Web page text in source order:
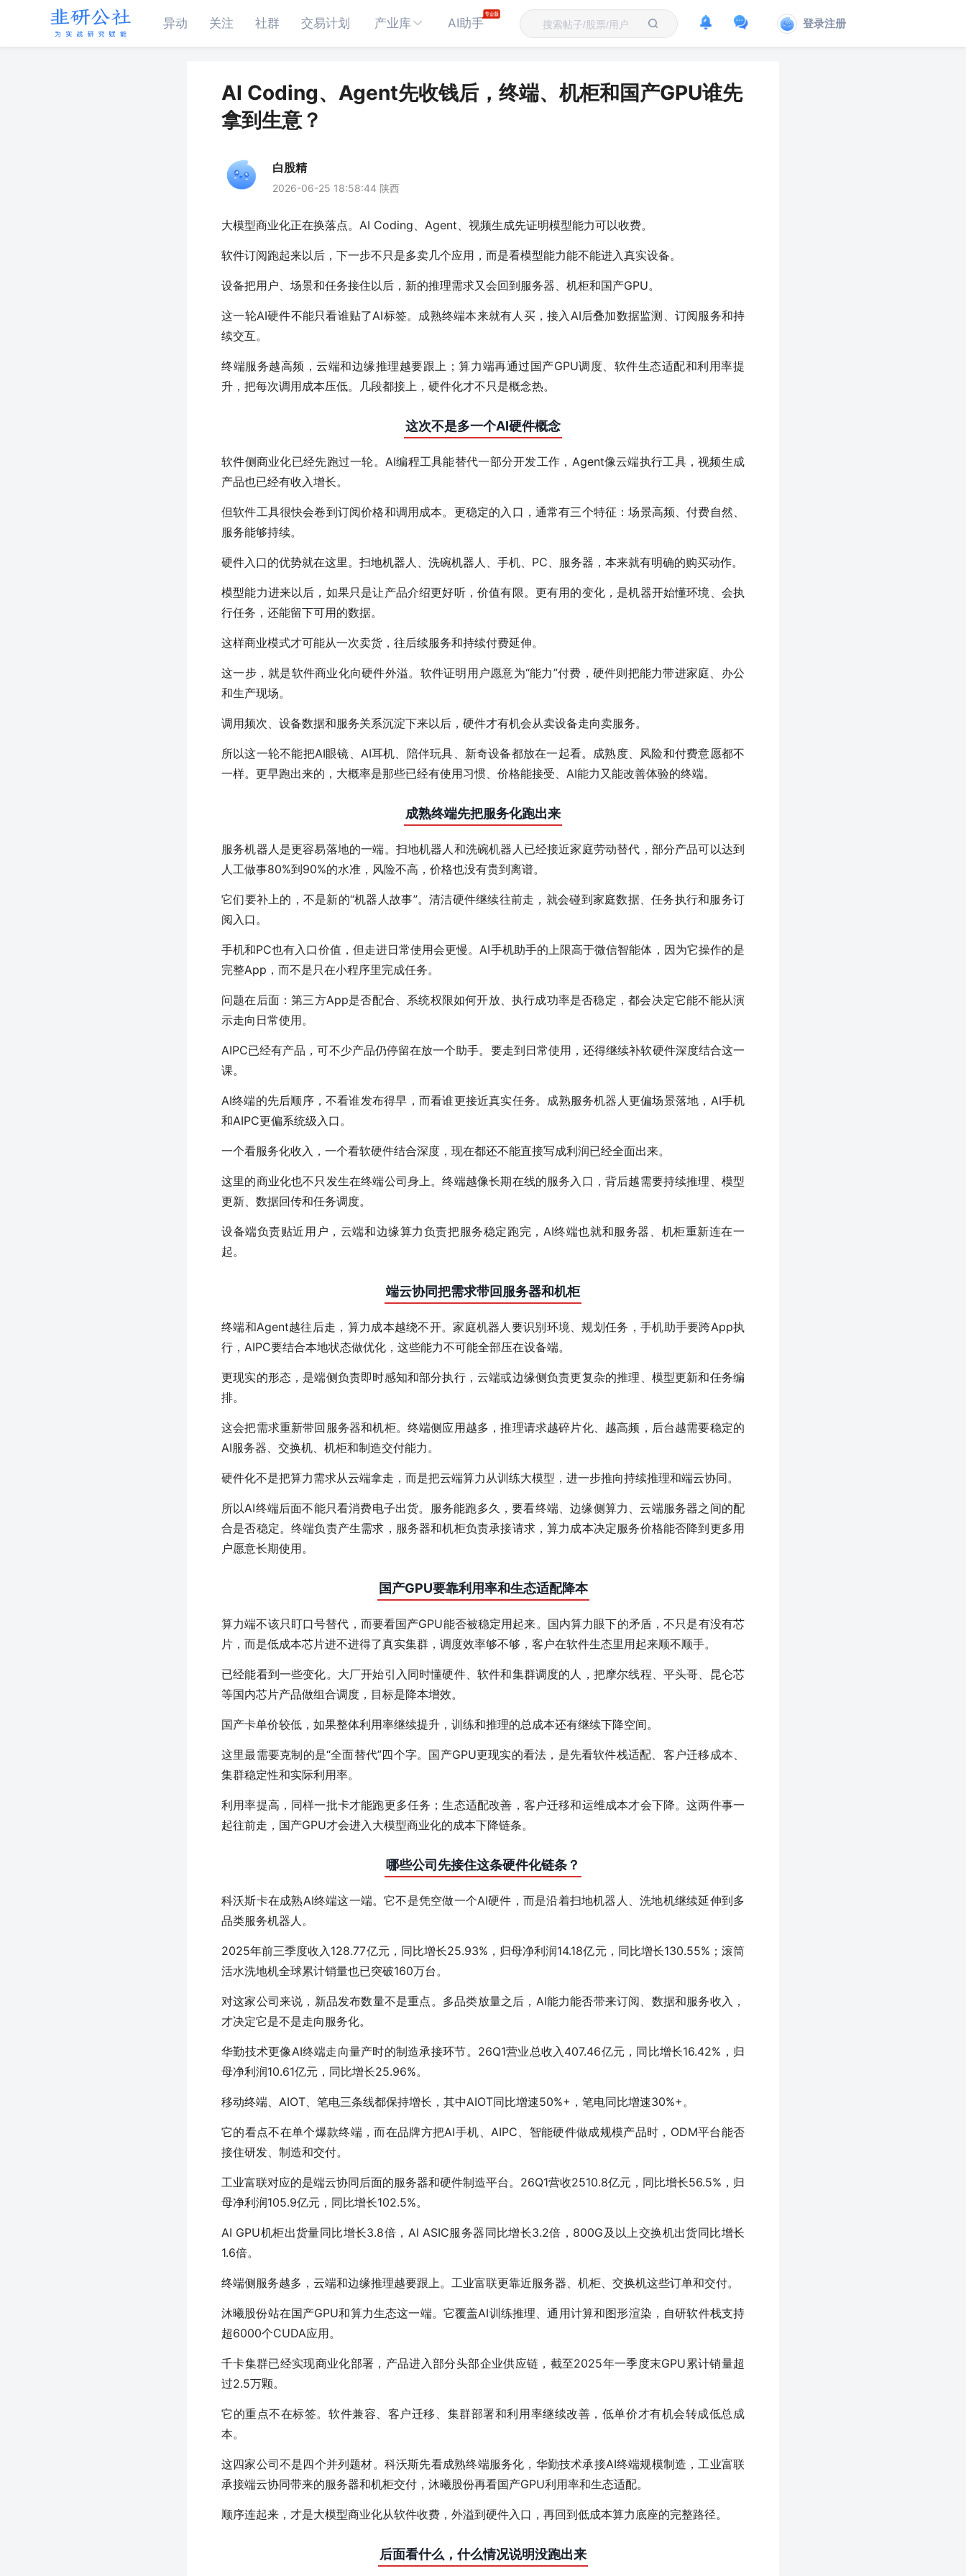
异动 关注 社群 交易计划 产业库 AI助手 登录注册
AI Coding、Agent先收钱后，终端、机柜和国产GPU谁先
拿到生意？
白股精
2026-06-25 18:58:44 陕西
大模型商业化正在换落点。AI Coding、Agent、视频生成先证明模型能力可以收费。
软件订阅跑起来以后，下一步不只是多卖几个应用，而是看模型能力能不能进入真实设备。
设备把用户、场景和任务接住以后，新的推理需求又会回到服务器、机柜和国产GPU。
这一轮AI硬件不能只看谁贴了AI标签。成熟终端本来就有人买，接入AI后叠加数据监测、订阅服务和持
续交互。
终端服务越高频，云端和边缘推理越要跟上；算力端再通过国产GPU调度、软件生态适配和利用率提
升，把每次调用成本压低。几段都接上，硬件化才不只是概念热。
这次不是多一个AI硬件概念
软件侧商业化已经先跑过一轮。AI编程工具能替代一部分开发工作，Agent像云端执行工具，视频生成
产品也已经有收入增长。
但软件工具很快会卷到订阅价格和调用成本。更稳定的入口，通常有三个特征：场景高频、付费自然、
服务能够持续。
硬件入口的优势就在这里。扫地机器人、洗碗机器人、手机、PC、服务器，本来就有明确的购买动作。
模型能力进来以后，如果只是让产品介绍更好听，价值有限。更有用的变化，是机器开始懂环境、会执
行任务，还能留下可用的数据。
这样商业模式才可能从一次卖货，往后续服务和持续付费延伸。
这一步，就是软件商业化向硬件外溢。软件证明用户愿意为“能力”付费，硬件则把能力带进家庭、办公
和生产现场。
调用频次、设备数据和服务关系沉淀下来以后，硬件才有机会从卖设备走向卖服务。
所以这一轮不能把AI眼镜、AI耳机、陪伴玩具、新奇设备都放在一起看。成熟度、风险和付费意愿都不
一样。更早跑出来的，大概率是那些已经有使用习惯、价格能接受、AI能力又能改善体验的终端。
成熟终端先把服务化跑出来
服务机器人是更容易落地的一端。扫地机器人和洗碗机器人已经接近家庭劳动替代，部分产品可以达到
人工做事80%到90%的水准，风险不高，价格也没有贵到离谱。
它们要补上的，不是新的“机器人故事”。清洁硬件继续往前走，就会碰到家庭数据、任务执行和服务订
阅入口。
手机和PC也有入口价值，但走进日常使用会更慢。AI手机助手的上限高于微信智能体，因为它操作的是
完整App，而不是只在小程序里完成任务。
问题在后面：第三方App是否配合、系统权限如何开放、执行成功率是否稳定，都会决定它能不能从演
示走向日常使用。
AIPC已经有产品，可不少产品仍停留在放一个助手。要走到日常使用，还得继续补软硬件深度结合这一
课。
AI终端的先后顺序，不看谁发布得早，而看谁更接近真实任务。成熟服务机器人更偏场景落地，AI手机
和AIPC更偏系统级入口。
一个看服务化收入，一个看软硬件结合深度，现在都还不能直接写成利润已经全面出来。
这里的商业化也不只发生在终端公司身上。终端越像长期在线的服务入口，背后越需要持续推理、模型
更新、数据回传和任务调度。
设备端负责贴近用户，云端和边缘算力负责把服务稳定跑完，AI终端也就和服务器、机柜重新连在一
起。
端云协同把需求带回服务器和机柜
终端和Agent越往后走，算力成本越绕不开。家庭机器人要识别环境、规划任务，手机助手要跨App执
行，AIPC要结合本地状态做优化，这些能力不可能全部压在设备端。
更现实的形态，是端侧负责即时感知和部分执行，云端或边缘侧负责更复杂的推理、模型更新和任务编
排。
这会把需求重新带回服务器和机柜。终端侧应用越多，推理请求越碎片化、越高频，后台越需要稳定的
AI服务器、交换机、机柜和制造交付能力。
硬件化不是把算力需求从云端拿走，而是把云端算力从训练大模型，进一步推向持续推理和端云协同。
所以AI终端后面不能只看消费电子出货。服务能跑多久，要看终端、边缘侧算力、云端服务器之间的配
合是否稳定。终端负责产生需求，服务器和机柜负责承接请求，算力成本决定服务价格能否降到更多用
户愿意长期使用。
国产GPU要靠利用率和生态适配降本
算力端不该只盯口号替代，而要看国产GPU能否被稳定用起来。国内算力眼下的矛盾，不只是有没有芯
片，而是低成本芯片进不进得了真实集群，调度效率够不够，客户在软件生态里用起来顺不顺手。
已经能看到一些变化。大厂开始引入同时懂硬件、软件和集群调度的人，把摩尔线程、平头哥、昆仑芯
等国内芯片产品做组合调度，目标是降本增效。
国产卡单价较低，如果整体利用率继续提升，训练和推理的总成本还有继续下降空间。
这里最需要克制的是“全面替代”四个字。国产GPU更现实的看法，是先看软件栈适配、客户迁移成本、
集群稳定性和实际利用率。
利用率提高，同样一批卡才能跑更多任务；生态适配改善，客户迁移和运维成本才会下降。这两件事一
起往前走，国产GPU才会进入大模型商业化的成本下降链条。
哪些公司先接住这条硬件化链条？
科沃斯卡在成熟AI终端这一端。它不是凭空做一个AI硬件，而是沿着扫地机器人、洗地机继续延伸到多
品类服务机器人。
2025年前三季度收入128.77亿元，同比增长25.93%，归母净利润14.18亿元，同比增长130.55%；滚筒
活水洗地机全球累计销量也已突破160万台。
对这家公司来说，新品发布数量不是重点。多品类放量之后，AI能力能否带来订阅、数据和服务收入，
才决定它是不是走向服务化。
华勤技术更像AI终端走向量产时的制造承接环节。26Q1营业总收入407.46亿元，同比增长16.42%，归
母净利润10.61亿元，同比增长25.96%。
移动终端、AIOT、笔电三条线都保持增长，其中AIOT同比增速50%+，笔电同比增速30%+。
它的看点不在单个爆款终端，而在品牌方把AI手机、AIPC、智能硬件做成规模产品时，ODM平台能否
接住研发、制造和交付。
工业富联对应的是端云协同后面的服务器和硬件制造平台。26Q1营收2510.8亿元，同比增长56.5%，归
母净利润105.9亿元，同比增长102.5%。
AI GPU机柜出货量同比增长3.8倍，AI ASIC服务器同比增长3.2倍，800G及以上交换机出货同比增长
1.6倍。
终端侧服务越多，云端和边缘推理越要跟上。工业富联更靠近服务器、机柜、交换机这些订单和交付。
沐曦股份站在国产GPU和算力生态这一端。它覆盖AI训练推理、通用计算和图形渲染，自研软件栈支持
超6000个CUDA应用。
千卡集群已经实现商业化部署，产品进入部分头部企业供应链，截至2025年一季度末GPU累计销量超
过2.5万颗。
它的重点不在标签。软件兼容、客户迁移、集群部署和利用率继续改善，低单价才有机会转成低总成
本。
这四家公司不是四个并列题材。科沃斯先看成熟终端服务化，华勤技术承接AI终端规模制造，工业富联
承接端云协同带来的服务器和机柜交付，沐曦股份再看国产GPU利用率和生态适配。
顺序连起来，才是大模型商业化从软件收费，外溢到硬件入口，再回到低成本算力底座的完整路径。
后面看什么，什么情况说明没跑出来